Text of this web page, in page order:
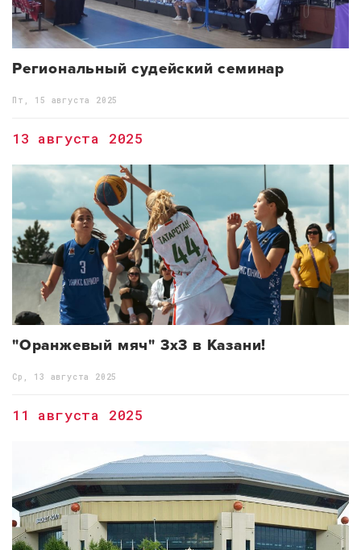
Региональный судейский семинар
Пт, 15 августа 2025
13 августа 2025
"Оранжевый мяч" 3х3 в Казани!
Ср, 13 августа 2025
11 августа 2025